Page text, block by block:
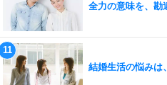
全力の意味を、勘
結婚生活の悩みは